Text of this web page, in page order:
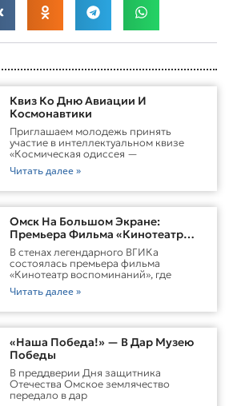
Квиз Ко Дню Авиации И
Космонавтики
Приглашаем молодежь принять
участие в интеллектуальном квизе
«Космическая одиссея —
Читать далее »
Омск На Большом Экране:
Премьера Фильма «Кинотеатр
Воспоминаний»
В стенах легендарного ВГИКа
состоялась премьера фильма
«Кинотеатр воспоминаний», где
Читать далее »
«Наша Победа!» — В Дар Музею
Победы
В преддверии Дня защитника
Отечества Омское землячество
передало в дар